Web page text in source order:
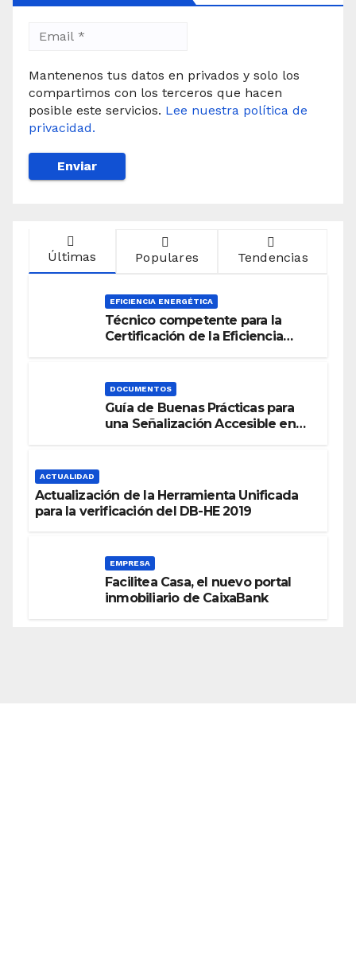
Mantenenos tus datos en privados y solo los
compartimos con los terceros que hacen
posible este servicios. Lee nuestra política de
privacidad.
Últimas Populares Tendencias
EFICIENCIA ENERGÉTICA
Técnico competente para la
Certificación de la Eficiencia
DOCUMENTOS
Guía de Buenas Prácticas para
una Señalización Accesible en
ACTUALIDAD
Actualización de la Herramienta Unificada
para la verificación del DB-HE 2019
EMPRESA
Facilitea Casa, el nuevo portal
inmobiliario de CaixaBank